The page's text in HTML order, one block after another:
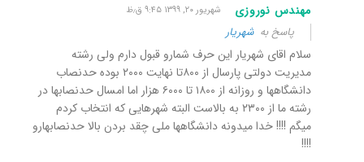
مهندس نوروزی شهریور ۲۰, ۱۳۹۹ ۹:۴۵ ق٫ظ
پاسخ بهشهریار
سلام اقای شهریار این حرف شمارو قبول دارم ولی رشته
مدیریت دولتی پارسال از ۸۰۰تا نهایت ۲۰۰۰ بوده حدنصاب
دانشگاهها و روزانه از ۱۸۰۰ تا ۶۰۰۰ هزار اما امسال حدنصابها در
رشته ما از ۲۳۰۰ به بالاست البته شهرهایی که انتخاب کردم
میگم !!!! خدا میدونه دانشگاهها ملی چقد بردن بالا حدنصابهارو
!!!!